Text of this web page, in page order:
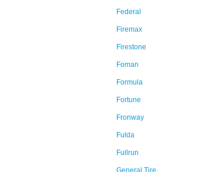
Federal
Firemax
Firestone
Foman
Formula
Fortune
Fronway
Fulda
Fullrun
General Tire